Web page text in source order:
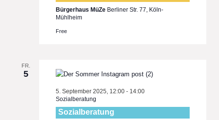
Bürgerhaus MüZe Berliner Str. 77, Köln-
Mühlheim
Free
FR.
5
5. September 2025, 12:00 - 14:00
Sozialberatung
Sozialberatung